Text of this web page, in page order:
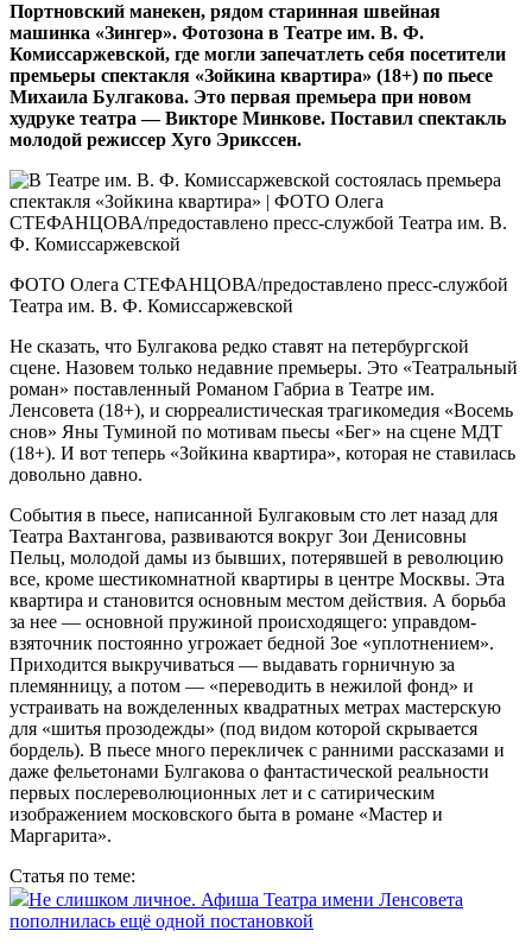
Портновский манекен, рядом старинная швейная
машинка «Зингер». Фотозона в Театре им. В. Ф.
Комиссаржевской, где могли запечатлеть себя посетители
премьеры спектакля «Зойкина квартира» (18+) по пьесе
Михаила Булгакова. Это первая премьера при новом
худруке театра — Викторе Минкове. Поставил спектакль
молодой режиссер Хуго Эрикссен.
ФОТО Олега СТЕФАНЦОВА/предоставлено пресс-службой
Театра им. В. Ф. Комиссаржевской
Не сказать, что Булгакова редко ставят на петербургской
сцене. Назовем только недавние премьеры. Это «Театральный
роман» поставленный Романом Габриа в Театре им.
Ленсовета (18+), и сюрреалистическая трагикомедия «Восемь
снов» Яны Туминой по мотивам пьесы «Бег» на сцене МДТ
(18+). И вот теперь «Зойкина квартира», которая не ставилась
довольно давно.
События в пьесе, написанной Булгаковым сто лет назад для
Театра Вахтангова, развиваются вокруг Зои Денисовны
Пельц, молодой дамы из бывших, потерявшей в революцию
все, кроме шестикомнатной квартиры в центре Москвы. Эта
квартира и становится основным местом действия. А борьба
за нее — основной пружиной происходящего: управдом-
взяточник постоянно угрожает бедной Зое «уплотнением».
Приходится выкручиваться — выдавать горничную за
племянницу, а потом — «переводить в нежилой фонд» и
устраивать на вожделенных квадратных метрах мастерскую
для «шитья прозодежды» (под видом которой скрывается
бордель). В пьесе много перекличек с ранними рассказами и
даже фельетонами Булгакова о фантастической реальности
первых послереволюционных лет и с сатирическим
изображением московского быта в романе «Мастер и
Маргарита».
Статья по теме:
Не слишком личное. Афиша Театра имени Ленсовета
пополнилась ещё одной постановкой